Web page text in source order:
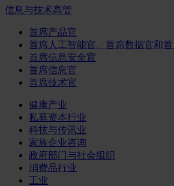
信息与技术高管
首席产品官
首席人工智能官、首席数据官和
首席信息安全官
首席信息官
首席技术官
健康产业
私募资本行业
科技与传讯业
家族企业咨询
政府部门与社会组织
消费品行业
工业